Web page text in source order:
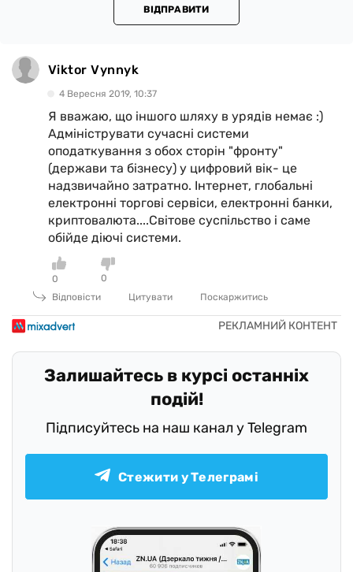
ВІДПРАВИТИ
Viktor Vynnyk
4 Вересня 2019, 10:37
Я вважаю, що іншого шляху в урядів немає :)
Адмініструвати сучасні системи
оподаткування з обох сторін "фронту"
(держави та бізнесу) у цифровий вік- це
надзвичайно затратно. Інтернет, глобальні
електронні торгові сервіси, електронні банки,
криптовалюта....Світове суспільство і саме
обійде діючі системи.
0
0
Відповісти
Цитувати Поскаржитись
Залишайтесь в курсі останніх
подій!
Підписуйтесь на наш канал у Telegram
Стежити у Телеграмі